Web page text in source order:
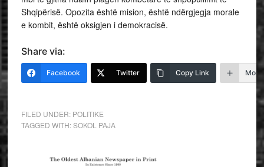
Shqipërisë. Opozita është mision, është ndërgjegja morale
e kombit, është oksigjen i demokracisë.
Share via:
Facebook Twitter Copy Link More
FILED UNDER: POLITIKE
TAGGED WITH:SOKOL PAJA